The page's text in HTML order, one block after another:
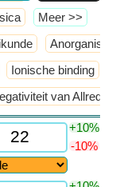
​Meer >>
Ionische binding
van Allred
+10%
-10%